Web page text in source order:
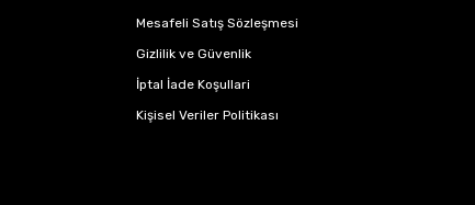
Mesafeli Satış Sözleşmesi
Gizlilik ve Güvenlik
İptal İade Koşullari
Kişisel Veriler Politikası